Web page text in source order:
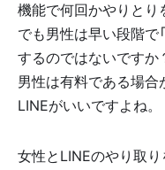
機能で何回かやりとり
でも男性は早い段階で
するのではないですか
男性は有料である場
LINEがいいですよね。
女性とLINEのやり取